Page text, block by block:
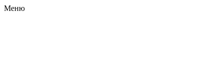
Меню